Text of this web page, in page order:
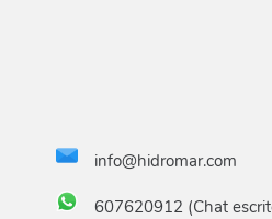
info@hidromar.com
607620912 (Chat